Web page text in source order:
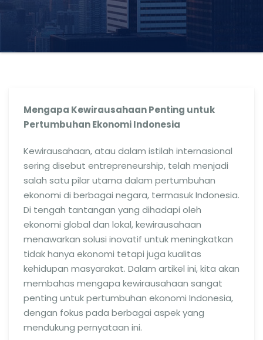
Mengapa Kewirausahaan Penting untuk
Pertumbuhan Ekonomi Indonesia
Kewirausahaan, atau dalam istilah internasional
sering disebut entrepreneurship, telah menjadi
salah satu pilar utama dalam pertumbuhan
ekonomi di berbagai negara, termasuk Indonesia.
Di tengah tantangan yang dihadapi oleh
ekonomi global dan lokal, kewirausahaan
menawarkan solusi inovatif untuk meningkatkan
tidak hanya ekonomi tetapi juga kualitas
kehidupan masyarakat. Dalam artikel ini, kita akan
membahas mengapa kewirausahaan sangat
penting untuk pertumbuhan ekonomi Indonesia,
dengan fokus pada berbagai aspek yang
mendukung pernyataan ini.